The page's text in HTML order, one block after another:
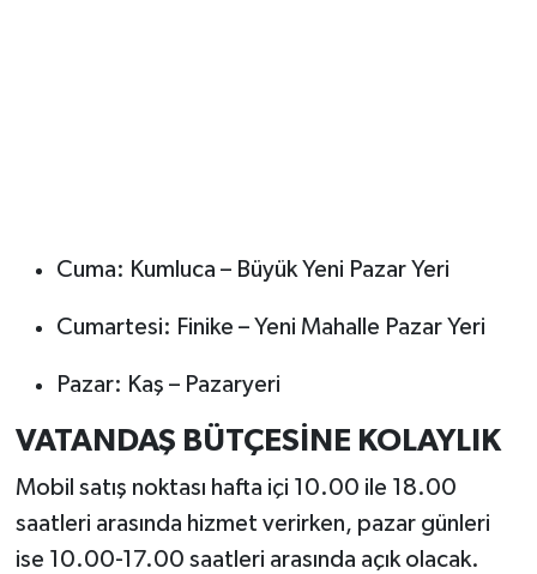
Cuma: Kumluca – Büyük Yeni Pazar Yeri
Cumartesi: Finike – Yeni Mahalle Pazar Yeri
Pazar: Kaş – Pazaryeri
VATANDAŞ BÜTÇESİNE KOLAYLIK
Mobil satış noktası hafta içi 10.00 ile 18.00
saatleri arasında hizmet verirken, pazar günleri
ise 10.00-17.00 saatleri arasında açık olacak.